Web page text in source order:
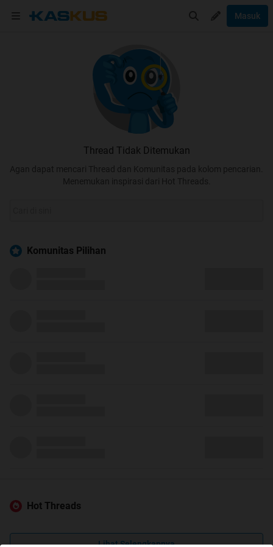
Masuk
Thread Tidak Ditemukan
Agan dapat mencari Thread dan Komunitas pada kolom pencarian.
Menemukan inspirasi dari Hot Threads.
Komunitas Pilihan
Hot Threads
Lihat Selengkapnya